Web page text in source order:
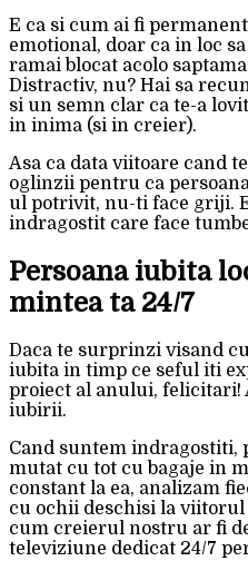
E ca si cum ai fi
emotional, doar ca in loc
ramai blocat acolo
Distractiv, nu? Hai sa
si un semn clar ca te-a
in inima (si in creier).
Asa ca data viitoare cand
oglinzii pentru ca
ul potrivit, nu-ti face griji.
indragostit care face
Persoana iubita
mintea ta 24/7
Daca te surprinzi visand
iubita in timp ce seful iti
proiect al anului,
iubirii.
Cand suntem indragostiti,
mutat cu tot cu bagaje in
constant la ea, analizam
cu ochii deschisi la
cum creierul nostru ar fi
televiziune dedicat 24/7